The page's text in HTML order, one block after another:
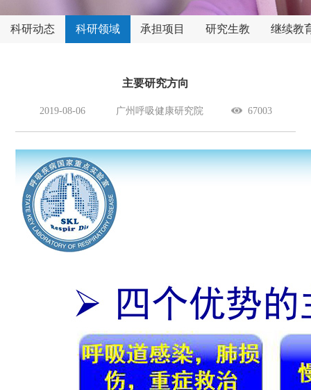
科研动态 科研领域 承担项目 研究生教 继续教
主要研究方向
2019-08-06 广州呼吸健康研究院 67003